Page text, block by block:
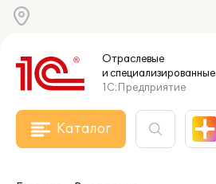
Отраслевые
и специализированные
1С:Предприятие
Каталог